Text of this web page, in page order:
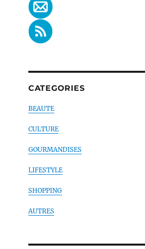
CATEGORIES
BEAUTE
CULTURE
GOURMANDISES
LIFESTYLE
SHOPPING
AUTRES